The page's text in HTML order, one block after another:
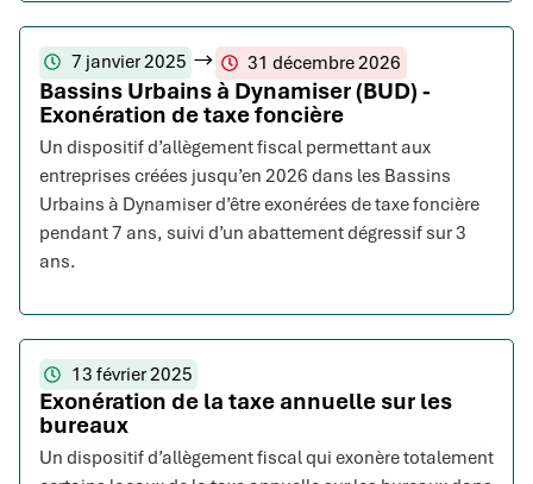
7 janvier 2025 31 décembre 2026
Bassins Urbains à Dynamiser (BUD) -
Exonération de taxe foncière
Un dispositif d’allègement fiscal permettant aux
entreprises créées jusqu’en 2026 dans les Bassins
Urbains à Dynamiser d’être exonérées de taxe foncière
pendant 7 ans, suivi d’un abattement dégressif sur 3
ans.
13 février 2025
Exonération de la taxe annuelle sur les
bureaux
Un dispositif d’allègement fiscal qui exonère totalement